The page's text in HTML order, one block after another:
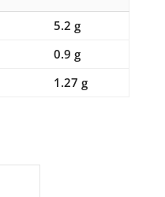
5.2 g
0.9 g
1.27 g